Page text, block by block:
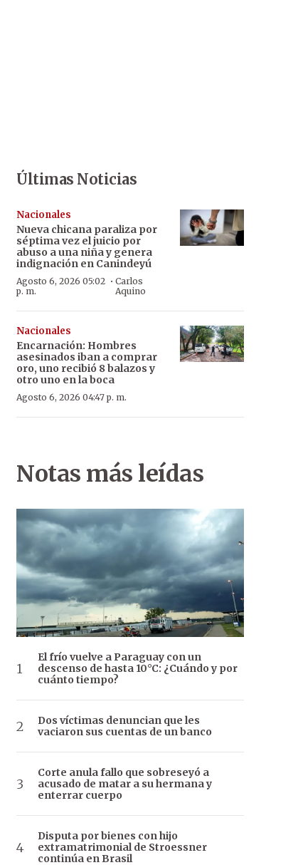
Últimas Noticias
Nacionales
Nueva chicana paraliza por
séptima vez el juicio por
abuso a una niña y genera
indignación en Canindeyú
Agosto 6, 2026 05:02
p. m.
·Carlos
Aquino
Nacionales
Encarnación: Hombres
asesinados iban a comprar
oro, uno recibió 8 balazos y
otro uno en la boca
Agosto 6, 2026 04:47 p. m.
Notas más leídas
El frío vuelve a Paraguay con un
descenso de hasta 10°C: ¿Cuándo y por
cuánto tiempo?
Dos víctimas denuncian que les
vaciaron sus cuentas de un banco
Corte anula fallo que sobreseyó a
acusado de matar a su hermana y
enterrar cuerpo
Disputa por bienes con hijo
extramatrimonial de Stroessner
continúa en Brasil